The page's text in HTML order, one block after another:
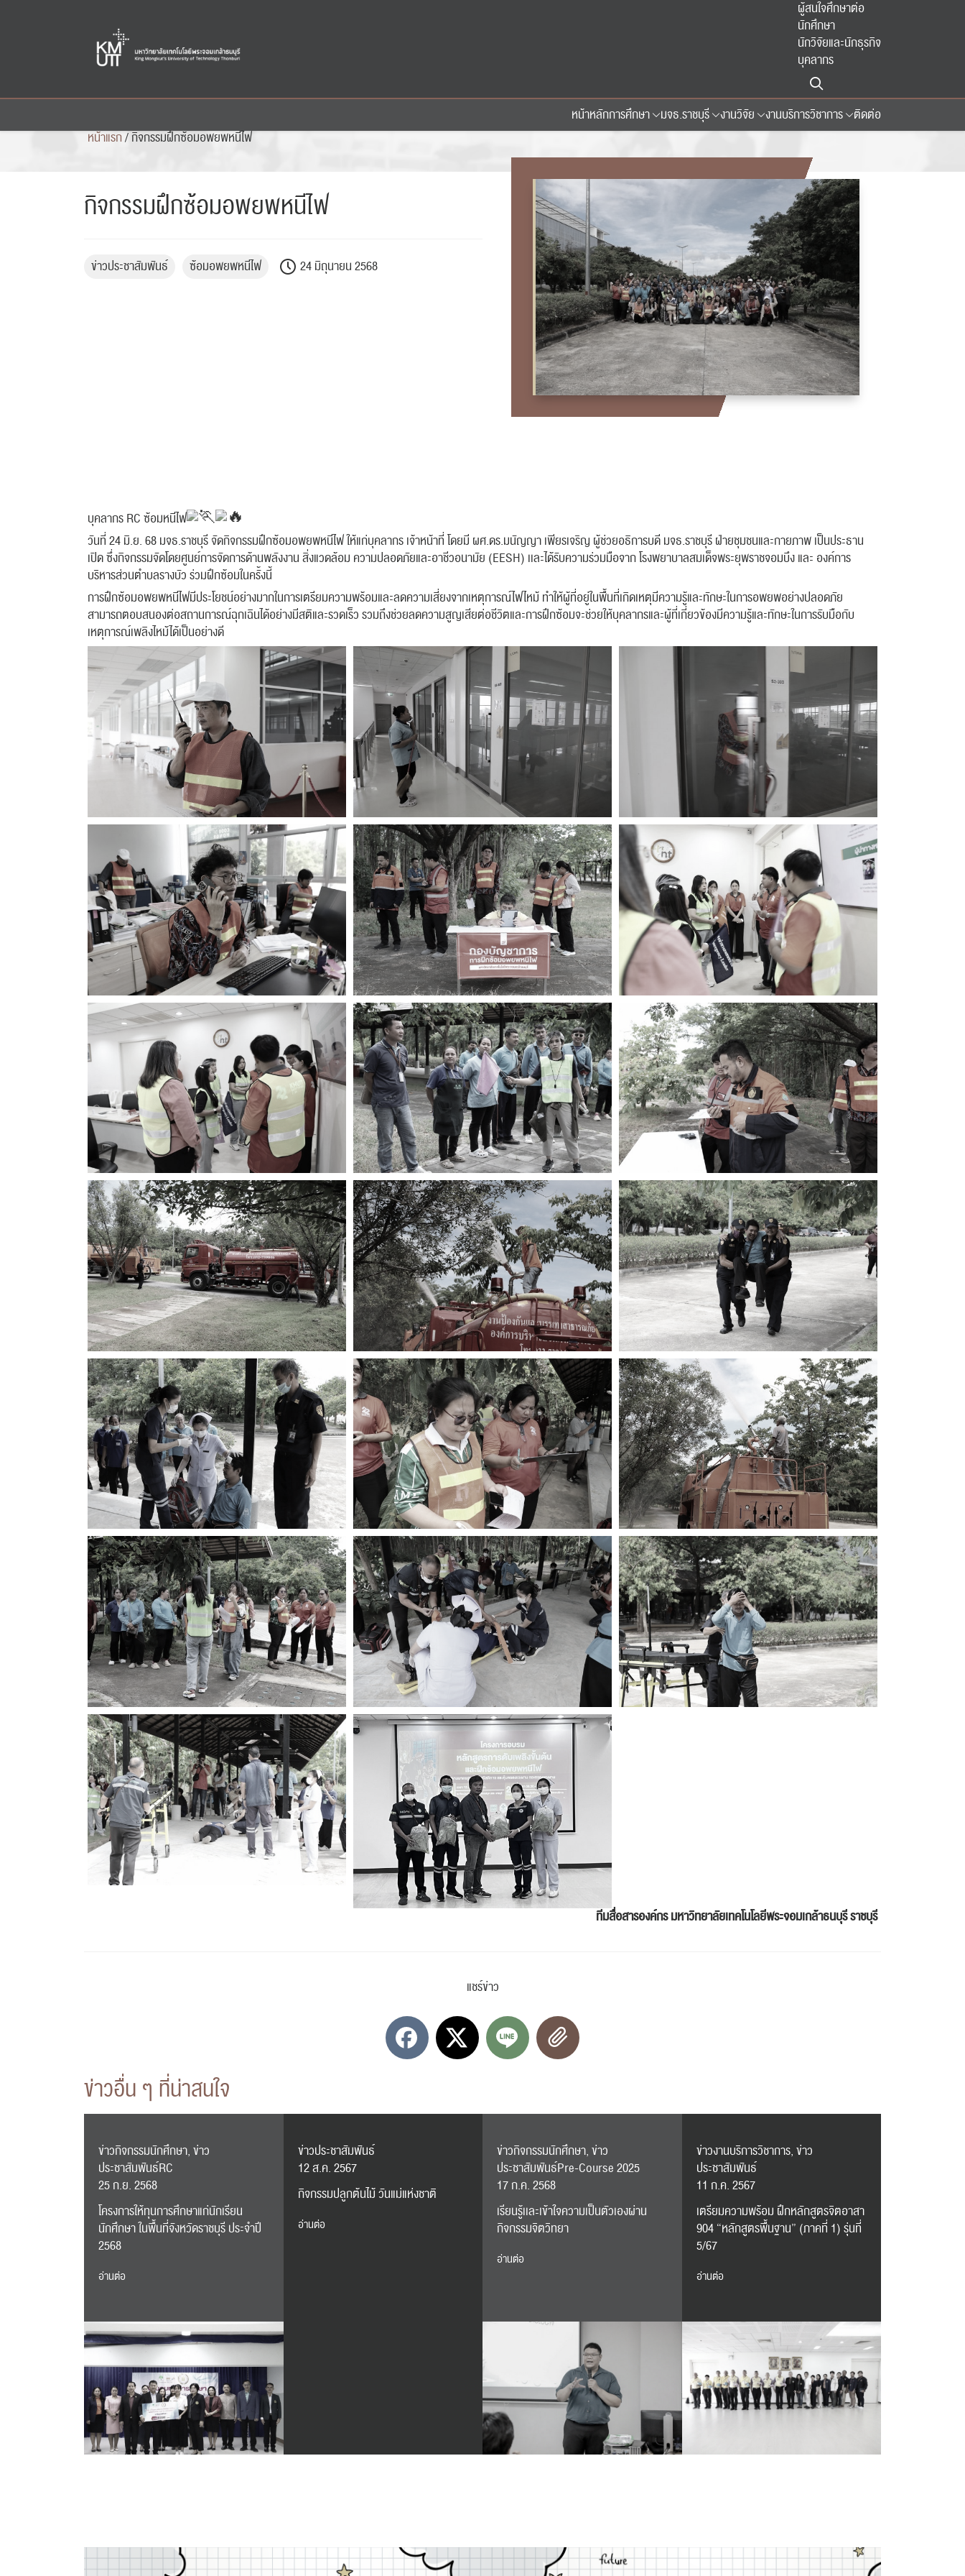
ผู้สนใจศึกษาต่อ
นักศึกษา
นักวิจัยและนักธุรกิจ
บุคลากร
หน้าหลักการศึกษา มจธ.ราชบุรี งานวิจัย งานบริการวิชาการ ติดต่อ
ค้นหา
สำหรับ:
หน้าแรก/กิจกรรมฝึกซ้อมอพยพหนีไฟ
กิจกรรมฝึกซ้อมอพยพหนีไฟ
ข่าวประชาสัมพันธ์ ซ้อมอพยพหนีไฟ 24 มิถุนายน 2568
บุคลากร RC ซ้อมหนีไฟ
วันที่ 24 มิ.ย. 68 มจธ.ราชบุรี จัดกิจกรรมฝึกซ้อมอพยพหนีไฟ ให้แก่บุคลากร เจ้าหน้าที่ โดยมี ผศ.ดร.มนัญญา เพียรเจริญ ผู้ช่วยอธิการบดี มจธ.ราชบุรี ฝ่ายชุมชนและกายภาพ เป็นประธาน
เปิด ซึ่งกิจกรรมจัดโดยศูนย์การจัดการด้านพลังงาน สิ่งแวดล้อม ความปลอดภัยและอาชีวอนามัย (EESH) เเละได้รับความร่วมมือจาก โรงพยาบาลสมเด็จพระยุพราชจอมบึง และ องค์การ
บริหารส่วนตำบลรางบัว ร่วมฝึกซ้อมในครั้งนี้
การฝึกซ้อมอพยพหนีไฟมีประโยชน์อย่างมากในการเตรียมความพร้อมและลดความเสี่ยงจากเหตุการณ์ไฟไหม้ ทำให้ผู้ที่อยู่ในพื้นที่เกิดเหตุมีความรู้และทักษะในการอพยพอย่างปลอดภัย
สามารถตอบสนองต่อสถานการณ์ฉุกเฉินได้อย่างมีสติและรวดเร็ว รวมถึงช่วยลดความสูญเสียต่อชีวิตและการฝึกซ้อมจะช่วยให้บุคลากรและผู้ที่เกี่ยวข้องมีความรู้และทักษะในการรับมือกับ
เหตุการณ์เพลิงไหม้ได้เป็นอย่างดี
ทีมสื่อสารองค์กรมหาวิทยาลัยเทคโนโลยีพระจอมเกล้าธนบุรี ราชบุรี
แชร์ข่าว
ข่าวอื่น ๆ ที่น่าสนใจ
ข่าวกิจกรรมนักศึกษา, ข่าว
ประชาสัมพันธ์RC
25 ก.ย. 2568
โครงการให้ทุนการศึกษาแก่นักเรียน
นักศึกษา ในพื้นที่จังหวัดราชบุรี ประจำปี
2568
อ่านต่อ
ข่าวประชาสัมพันธ์
12 ส.ค. 2567
กิจกรรมปลูกต้นไม้ วันแม่แห่งชาติ
อ่านต่อ
ข่าวกิจกรรมนักศึกษา, ข่าว
ประชาสัมพันธ์Pre-Course 2025
17 ก.ค. 2568
เรียนรู้เเละเข้าใจความเป็นตัวเองผ่าน
กิจกรรมจิตวิทยา
อ่านต่อ
ข่าวงานบริการวิชาการ, ข่าว
ประชาสัมพันธ์
11 ก.ค. 2567
เตรียมความพร้อม ฝึกหลักสูตรจิตอาสา
904 “หลักสูตรพื้นฐาน” (ภาคที่ 1) รุ่นที่
5/67
อ่านต่อ
RC Activity
ส่งข่าวประชาสัมพันธ์
ปฏิทิน
ส่งข่าวประชาสัมพันธ์
RC Activity